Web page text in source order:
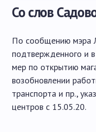
Со слов
По сообщению мэра
подтвержденного и
мер по открытию
возобновлении
транспорта и пр.,
центров с 15.05.20.